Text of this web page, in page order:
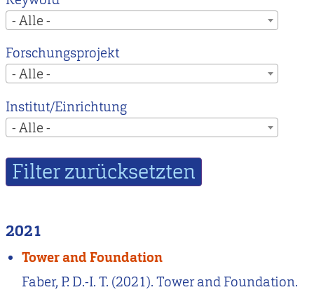
- Alle -
Forschungsprojekt
- Alle -
Institut/Einrichtung
- Alle -
2021
Tower and Foundation
Faber, P. D.-I. T. (2021). Tower and Foundation.